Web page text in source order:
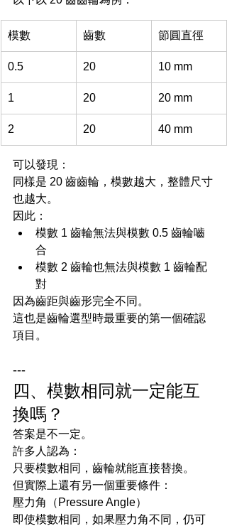
模數 齒數 節圓直徑
0.5 20 10 mm
1 20 20 mm
2 20 40 mm
可以發現：
同樣是 20 齒齒輪，模數越大，整體尺寸
也越大。
因此：
模數 1 齒輪無法與模數 0.5 齒輪嚙
合
模數 2 齒輪也無法與模數 1 齒輪配
對
因為齒距與齒形完全不同。
這也是齒輪選型時最重要的第一個確認
項目。
---
四、模數相同就一定能互
換嗎？
答案是不一定。
許多人認為：
只要模數相同，齒輪就能直接替換。
但實際上還有另一個重要條件：
壓力角（Pressure Angle）
即使模數相同，如果壓力角不同，仍可